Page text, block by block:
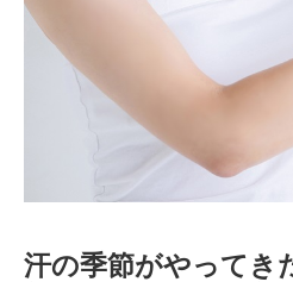
汗の季節がやってき